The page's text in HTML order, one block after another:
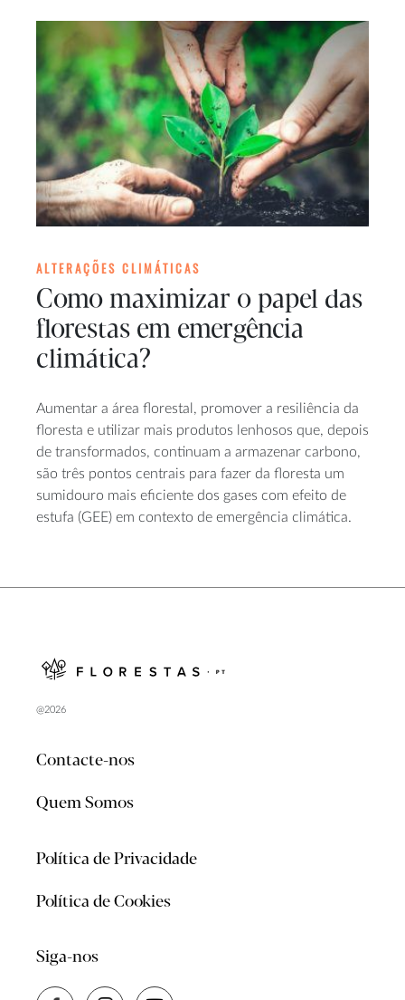
ALTERAÇÕES CLIMÁTICAS
Como maximizar o papel das
florestas em emergência
climática?
Aumentar a área florestal, promover a resiliência da
floresta e utilizar mais produtos lenhosos que, depois
de transformados, continuam a armazenar carbono,
são três pontos centrais para fazer da floresta um
sumidouro mais eficiente dos gases com efeito de
estufa (GEE) em contexto de emergência climática.
@2026
Contacte-nos
Quem Somos
Política de Privacidade
Política de Cookies
Siga-nos